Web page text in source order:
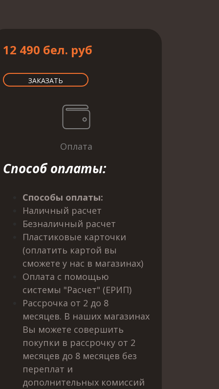
12 490 бел. pуб
ЗАКАЗАТЬ
Оплата
Способ оплаты:
Способы оплаты:
Наличный расчет
Безналичный расчет
Пластиковые карточки
(оплатить картой вы
сможете у нас в магазинах)
Оплата с помощью
системы "Расчет" (ЕРИП)
Рассрочка от 2 до 8
месяцев. В наших магазинах
Вы можете совершить
покупки в рассрочку от 2
месяцев до 8 месяцев без
переплат и
дополнительных комиссий